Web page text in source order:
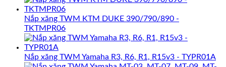
Nắp xăng TWM KTM DUKE 390/790/890 -
TKTMPR06
Nắp xăng TWM Yamaha R3, R6, R1, R15v3 - TYPR01A